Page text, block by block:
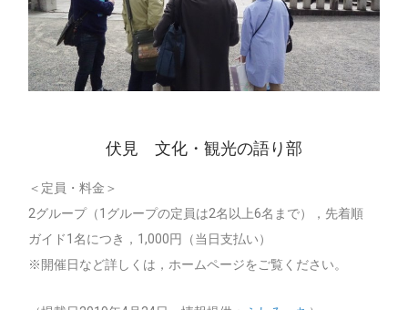
伏見 文化・観光の語り部
＜定員・料金＞
2グループ（1グループの定員は2名以上6名まで），先着順
ガイド1名につき，1,000円（当日支払い）
※開催日など詳しくは，ホームページをご覧ください。